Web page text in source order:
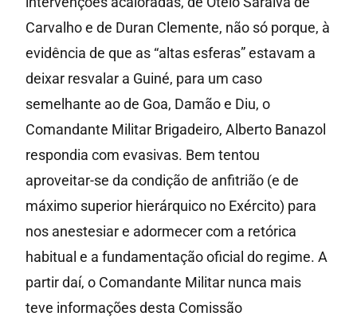
Carvalho e de Duran Clemente, não só porque, à
evidência de que as “altas esferas” estavam a
deixar resvalar a Guiné, para um caso
semelhante ao de Goa, Damão e Diu, o
Comandante Militar Brigadeiro, Alberto Banazol
respondia com evasivas. Bem tentou
aproveitar-se da condição de anfitrião (e de
máximo superior hierárquico no Exército) para
nos anestesiar e adormecer com a retórica
habitual e a fundamentação oficial do regime. A
partir daí, o Comandante Militar nunca mais
teve informações desta Comissão